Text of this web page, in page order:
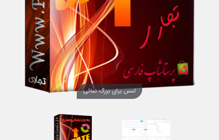
لمس برای بزرگ نمائی